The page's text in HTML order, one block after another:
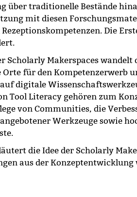
über traditionelle Bestände
mit diesen
Die
Scholarly Makerspaces wandelt
für den Kompetenzerwerb
digitale
Tool Literacy gehören zum
von Communities, die
Werkzeuge sowie
die Idee der Scholarly
aus der Konzeptentwicklung